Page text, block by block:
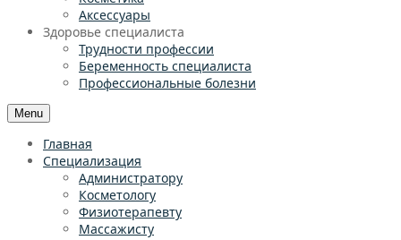
Аксессуары
Здоровье специалиста
Трудности профессии
Беременность специалиста
Профессиональные болезни
Menu
Главная
Специализация
Администратору
Косметологу
Физиотерапевту
Массажисту